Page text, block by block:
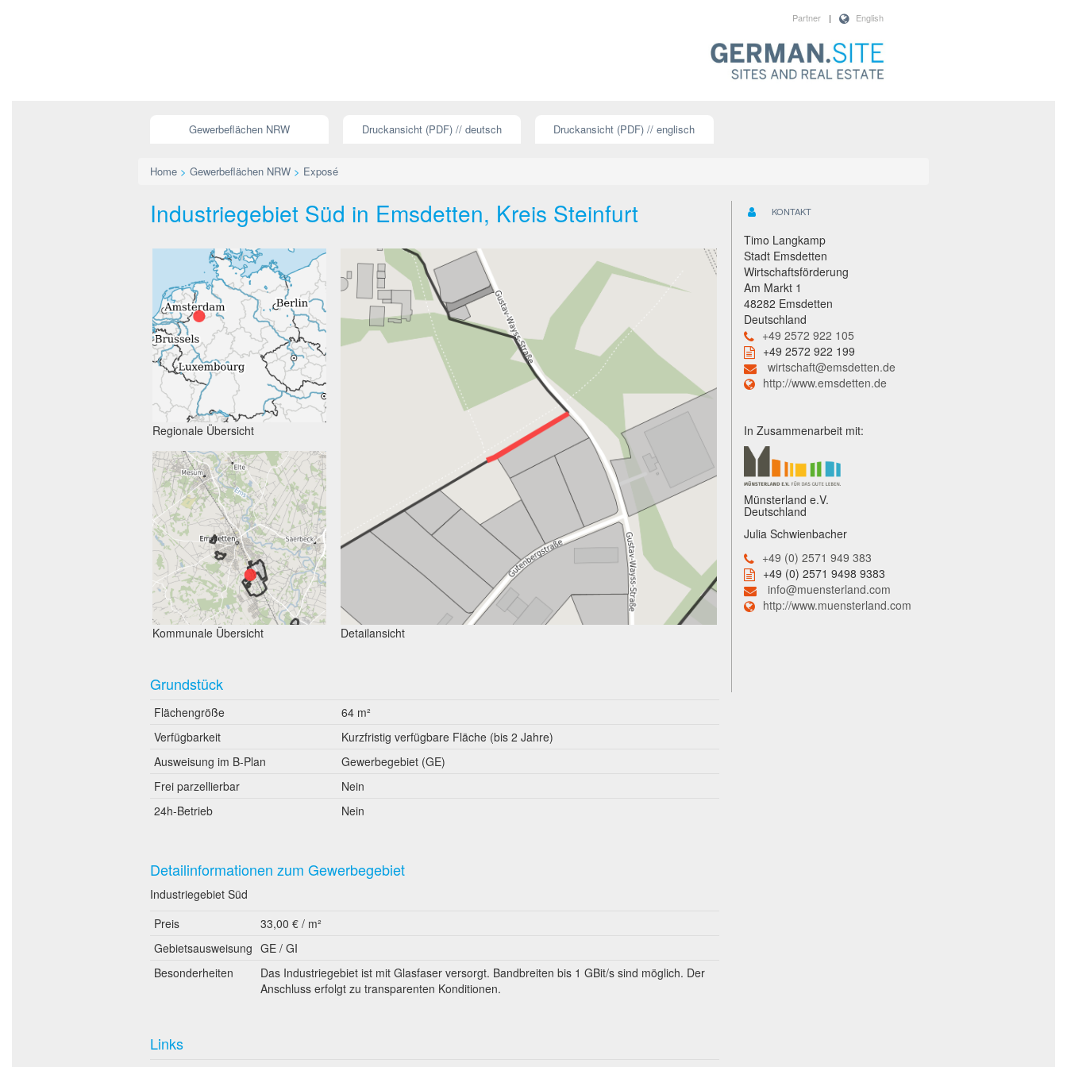
English
|
Partner
Gewerbeflächen NRW Druckansicht (PDF) // deutsch Druckansicht (PDF) // englisch
Home > Gewerbeflächen NRW > Exposé
Industriegebiet Süd in Emsdetten, Kreis Steinfurt
Regionale Übersicht
Kommunale Übersicht Detailansicht
Grundstück
Flächengröße
64 m²
Verfügbarkeit
Kurzfristig verfügbare Fläche (bis 2 Jahre)
Ausweisung im B-Plan
Gewerbegebiet (GE)
Frei parzellierbar
Nein
24h-Betrieb
Nein
Detailinformationen zum Gewerbegebiet
Industriegebiet Süd
Preis
33,00 € / m²
Gebietsausweisung GE / GI
Besonderheiten
Das Industriegebiet ist mit Glasfaser versorgt. Bandbreiten bis 1 GBit/s sind möglich. Der
Anschluss erfolgt zu transparenten Konditionen.
Links
KONTAKT
Timo Langkamp
Stadt Emsdetten
Wirtschaftsförderung
Am Markt 1
48282 Emsdetten
Deutschland
+49 2572 922 105
+49 2572 922 199
wirtschaft@emsdetten.de
http://www.emsdetten.de
In Zusammenarbeit mit:
Münsterland e.V.
Deutschland
Julia Schwienbacher
+49 (0) 2571 949 383
+49 (0) 2571 9498 9383
info@muensterland.com
http://www.muensterland.com